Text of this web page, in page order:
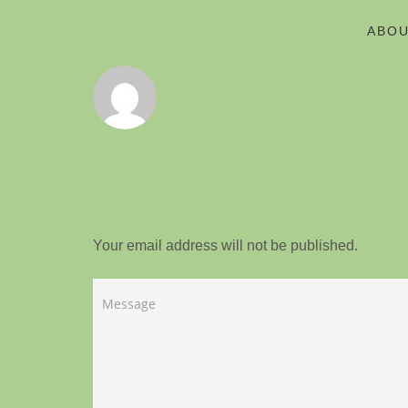
Your email address will not be published.